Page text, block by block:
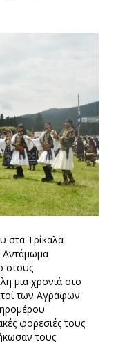
στα Τρίκαλα
Αντάμωμα
στους
μια χρονιά στο
των Αγράφων
φορεσιές τους
τους